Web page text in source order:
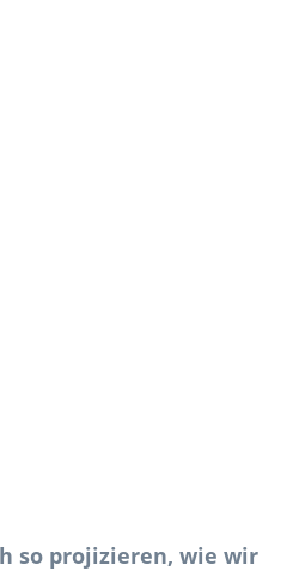
so projizieren, wie wir